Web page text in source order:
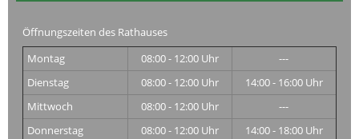
Öffnungszeiten des Rathauses
Montag
08:00 - 12:00 Uhr
---
Dienstag
08:00 - 12:00 Uhr
14:00 - 16:00 Uhr
Mittwoch
08:00 - 12:00 Uhr
---
Donnerstag
08:00 - 12:00 Uhr
14:00 - 18:00 Uhr